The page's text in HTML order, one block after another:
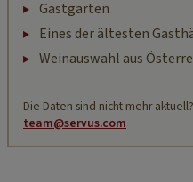
Gastgarten
Eines der ältesten
Weinauswahl aus
Die Daten sind nicht mehr
team@servus.com